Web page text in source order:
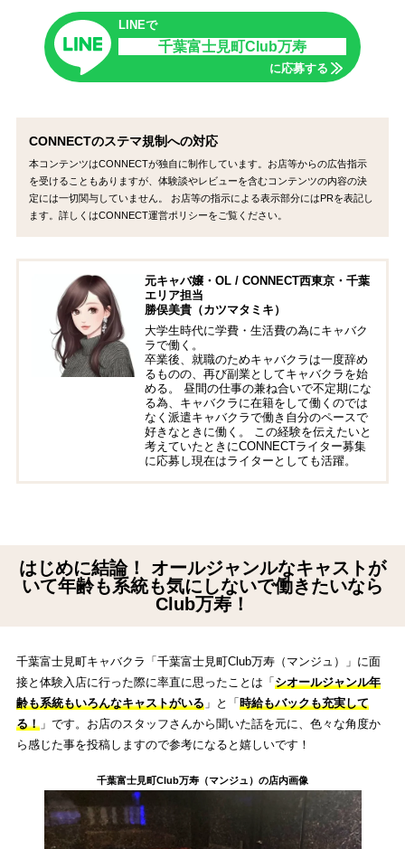
LINEで
千葉富士見町Club万寿
に応募する
CONNECTのステマ規制への対応
本コンテンツはCONNECTが独自に制作しています。お店等からの広告指示
を受けることもありますが、体験談やレビューを含むコンテンツの内容の決
定には一切関与していません。 お店等の指示による表示部分にはPRを表記し
ます。詳しくはCONNECT運営ポリシーをご覧ください。
元キャバ嬢・OL / CONNECT西東京・千葉
エリア担当
勝俣美貴（カツマタミキ）
大学生時代に学費・生活費の為にキャバク
ラで働く。
卒業後、就職のためキャバクラは一度辞め
るものの、再び副業としてキャバクラを始
める。 昼間の仕事の兼ね合いで不定期にな
る為、キャバクラに在籍をして働くのでは
なく派遣キャバクラで働き自分のペースで
好きなときに働く。 この経験を伝えたいと
考えていたときにCONNECTライター募集
に応募し現在はライターとしても活躍。
はじめに結論！ オールジャンルなキャストが
いて年齢も系統も気にしないで働きたいなら
Club万寿！
千葉富士見町キャバクラ「千葉富士見町Club万寿（マンジュ）」に面
接と体験入店に行った際に率直に思ったことは「 シオールジャンル年
齢も系統もいろんなキャストがいる」と「 時給もバックも充実して
る！」です。お店のスタッフさんから聞いた話を元に、色々な角度か
ら感じた事を投稿しますので参考になると嬉しいです！
千葉富士見町Club万寿（マンジュ）の店内画像